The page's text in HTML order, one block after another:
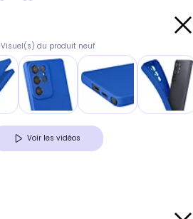
Visuel(s) du produit neuf
Voir les vidéos